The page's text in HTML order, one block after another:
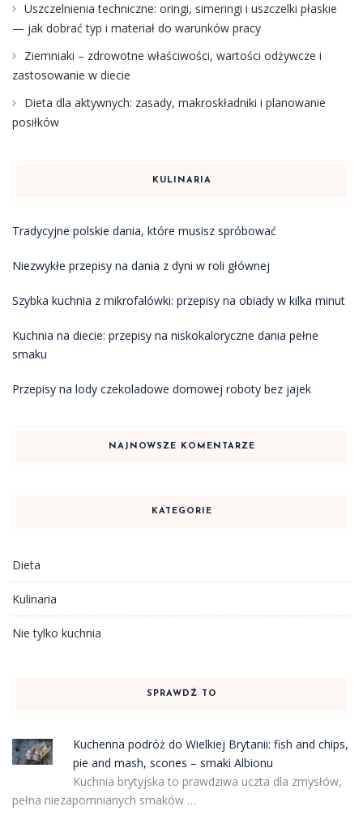
Uszczelnienia techniczne: oringi, simeringi i uszczelki płaskie
— jak dobrać typ i materiał do warunków pracy
Ziemniaki – zdrowotne właściwości, wartości odżywcze i
zastosowanie w diecie
Dieta dla aktywnych: zasady, makroskładniki i planowanie
posiłków
KULINARIA
Tradycyjne polskie dania, które musisz spróbować
Niezwykłe przepisy na dania z dyni w roli głównej
Szybka kuchnia z mikrofalówki: przepisy na obiady w kilka minut
Kuchnia na diecie: przepisy na niskokaloryczne dania pełne
smaku
Przepisy na lody czekoladowe domowej roboty bez jajek
NAJNOWSZE KOMENTARZE
KATEGORIE
Dieta
Kulinaria
Nie tylko kuchnia
SPRAWDŹ TO
Kuchenna podróż do Wielkiej Brytanii: fish and chips,
pie and mash, scones – smaki Albionu
Kuchnia brytyjska to prawdziwa uczta dla zmysłów,
pełna niezapomnianych smaków …